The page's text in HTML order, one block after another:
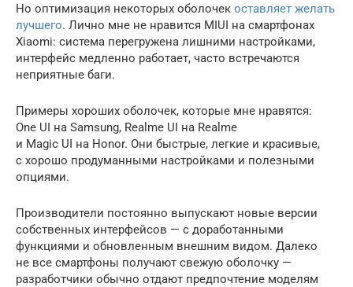
Но оптимизация некоторых оболочек оставляет желать
лучшего. Лично мне не нравится MIUI на смартфонах
Xiaomi: система перегружена лишними настройками,
интерфейс медленно работает, часто встречаются
неприятные баги.
Примеры хороших оболочек, которые мне нравятся:
One UI на Samsung, Realme UI на Realme
и Magic UI на Honor. Они быстрые, легкие и красивые,
с хорошо продуманными настройками и полезными
опциями.
Производители постоянно выпускают новые версии
собственных интерфейсов — с доработанными
функциями и обновленным внешним видом. Далеко
не все смартфоны получают свежую оболочку —
разработчики обычно отдают предпочтение моделям